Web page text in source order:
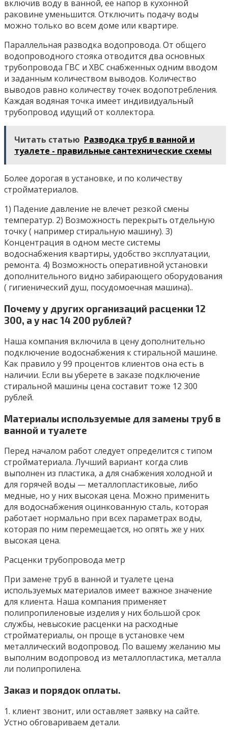
включив воду в ванной, ее напор в кухонной
раковине уменьшится. Отключить подачу воды
можно только во всем доме или квартире.
Параллельная разводка водопровода. От общего
водопроводного стояка отводится два основных
трубопровода ГВС и ХВС снабженных одним вводом
и заданным количеством выводов. Количество
выводов равно количеству точек водопотребления.
Каждая водяная точка имеет индивидуальный
трубопровод идущий от коллектора.
Читать статью Разводка труб в ванной и
туалете - правильные сантехнические схемы
Более дорогая в установке, и по количеству
стройматериалов.
1) Падение давление не влечет резкой смены
температур. 2) Возможность перекрыть отдельную
точку ( например стиральную машину). 3)
Концентрация в одном месте системы
водоснабжения квартиры, удобство эксплуатации,
ремонта. 4) Возможность оперативной установки
дополнительного видно забирающего оборудования
( гигиенический душ, посудомоечная машина)..
Почему у других организаций расценки 12
300, а у нас 14 200 рублей?
Наша компания включила в цену дополнительно
подключение водоснабжения к стиральной машине.
Как правило у 99 процентов клиентов она есть в
наличии. Если вы уберете в заказе подключение
стиральной машины цена составит тоже 12 300
рублей.
Материалы используемые для замены труб в
ванной и туалете
Перед началом работ следует определится с типом
стройматериала. Лучший вариант когда слив
выполнен из пластика, а для снабжения холодной и
для горячей воды — металлопластиковые, либо
медные, но у них высокая цена. Можно применить
для водоснабжения оцинкованную сталь, которая
работает нормально при всех параметрах воды,
которая по ним перемещается, но опять же у них
высокая цена.
Расценки трубопровода метр
При замене труб в ванной и туалете цена
используемых материалов имеет важное значение
для клиента. Наша компания применяет
полипропиленовые изделия у них большой срок
службы, невысокие расценки на расходные
стройматериалы, он проще в установке чем
металлический водопровод. По вашему желанию мы
выполним водопровод из металлопластика, металла
ли полипропилена.
Заказ и порядок оплаты.
1. клиент звонит, или оставляет заявку на сайте.
Устно обговариваем детали.